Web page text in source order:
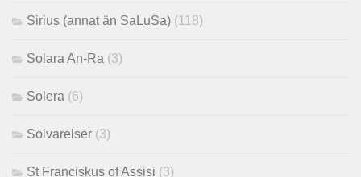
Sirius (annat än SaLuSa) (118)
Solara An-Ra (3)
Solera (6)
Solvarelser (3)
St Franciskus of Assisi (3)